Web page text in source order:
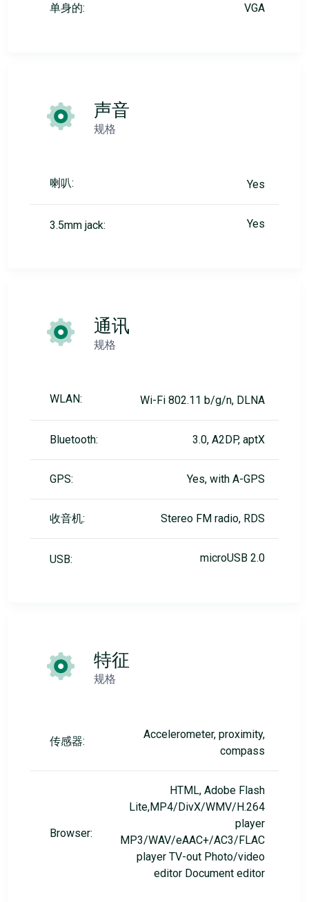
单身的: VGA
声音
规格
喇叭: Yes
3.5mm jack: Yes
通讯
规格
WLAN: Wi-Fi 802.11 b/g/n, DLNA
Bluetooth: 3.0, A2DP, aptX
GPS: Yes, with A-GPS
收音机: Stereo FM radio, RDS
USB: microUSB 2.0
特征
规格
传感器:
Accelerometer, proximity,
compass
Browser:
HTML, Adobe Flash
Lite,MP4/DivX/WMV/H.264
player
MP3/WAV/eAAC+/AC3/FLAC
player TV-out Photo/video
editor Document editor